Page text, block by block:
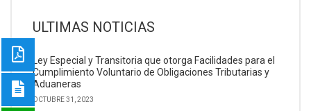
ULTIMAS NOTICIAS
Ley Especial y Transitoria que otorga Facilidades para el
Cumplimiento Voluntario de Obligaciones Tributarias y
Aduaneras
OCTUBRE 31, 2023